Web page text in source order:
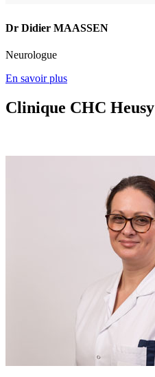
Dr Didier MAASSEN
Neurologue
En savoir plus
Clinique CHC Heusy